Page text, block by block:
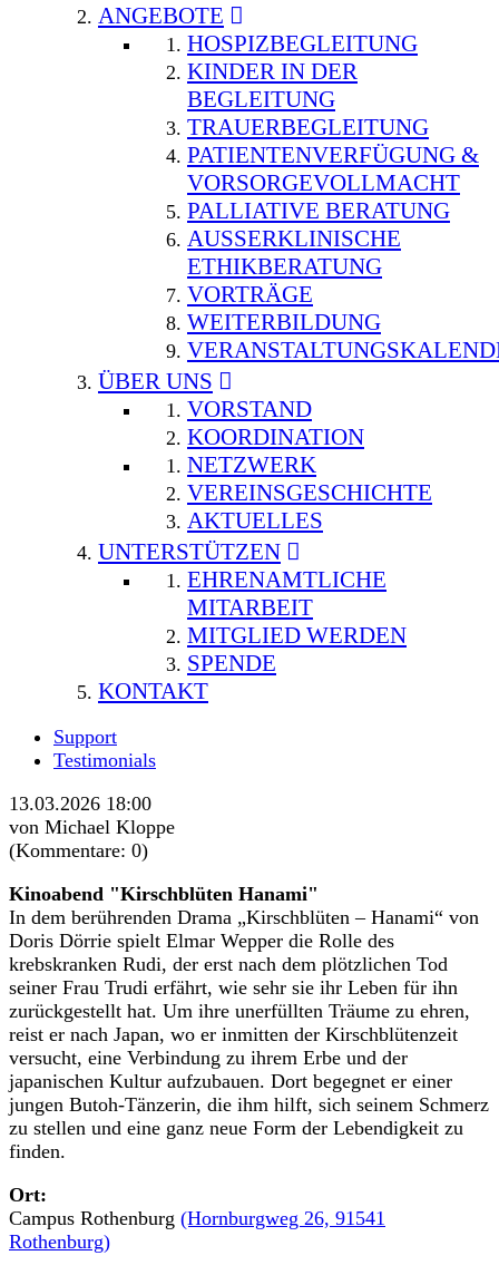
ANGEBOTE
HOSPIZBEGLEITUNG
KINDER IN DER
BEGLEITUNG
TRAUERBEGLEITUNG
PATIENTENVERFÜGUNG &
VORSORGEVOLLMACHT
PALLIATIVE BERATUNG
AUSSERKLINISCHE E
THIKBERATUNG
VORTRÄGE
WEITERBILDUNG
ÜBER UNS
VORSTAND
KOORDINATION
NETZWERK
VEREINSGESCHICHTE
AKTUELLES
UNTERSTÜTZEN
EHRENAMTLICHE
MITARBEIT
MITGLIED WERDEN
SPENDE
KONTAKT
Support
Testimonials
13.03.2026 18:00
von Michael Kloppe
(Kommentare: 0)
Kinoabend "Kirschblüten Hanami"
In dem berührenden Drama „Kirschblüten – Hanami“ von
Doris Dörrie spielt Elmar Wepper die Rolle des
krebskranken Rudi, der erst nach dem plötzlichen Tod
seiner Frau Trudi erfährt, wie sehr sie ihr Leben für ihn
zurückgestellt hat. Um ihre unerfüllten Träume zu ehren,
reist er nach Japan, wo er inmitten der Kirschblütenzeit
versucht, eine Verbindung zu ihrem Erbe und der
japanischen Kultur aufzubauen. Dort begegnet er einer
jungen Butoh-Tänzerin, die ihm hilft, sich seinem Schmerz
zu stellen und eine ganz neue Form der Lebendigkeit zu
finden.
Ort:
Campus Rothenburg (Hornburgweg 26, 91541
Rothenburg)